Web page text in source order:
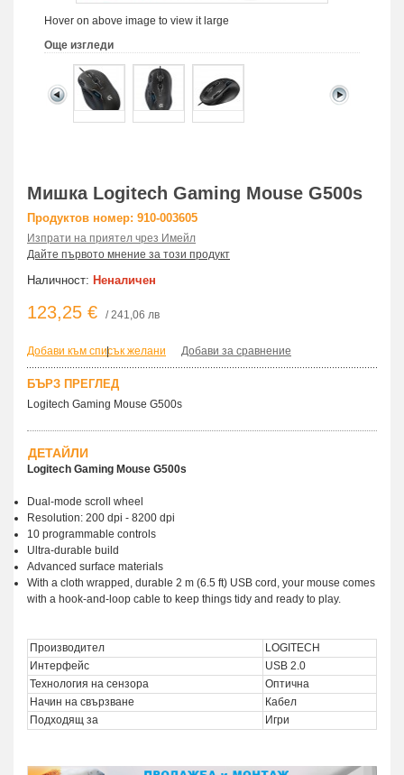
Hover on above image to view it large
Още изгледи
Мишка Logitech Gaming Mouse G500s
Продуктов номер: 910-003605
Изпрати на приятел чрез Имейл
Дайте първото мнение за този продукт
Наличност: Неналичен
123,25 € / 241,06 лв
Добави към списък желани
| Добави за сравнение
БЪРЗ ПРЕГЛЕД
Logitech Gaming Mouse G500s
ДЕТАЙЛИ
Logitech Gaming Mouse G500s
Dual-mode scroll wheel
Resolution: 200 dpi - 8200 dpi
10 programmable controls
Ultra-durable build
Advanced surface materials
With a cloth wrapped, durable 2 m (6.5 ft) USB cord, your mouse comes
with a hook-and-loop cable to keep things tidy and ready to play.
Производител
LOGITECH
Интерфейс
USB 2.0
Технология на сензора
Оптична
Начин на свързване
Кабел
Подходящ за
Игри